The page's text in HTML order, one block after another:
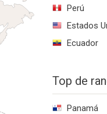
Perú
Estados
Ecuador
Top de
Panamá